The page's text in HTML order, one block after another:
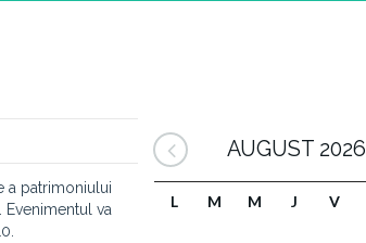
a patrimoniului
va
AUGUST 2026
L M M J V